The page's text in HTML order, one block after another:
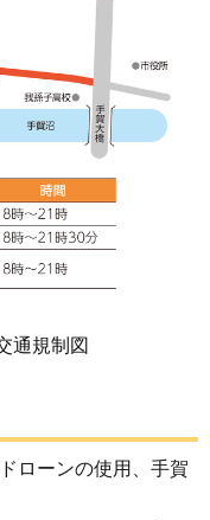
通規制図
ローンの使用、手賀